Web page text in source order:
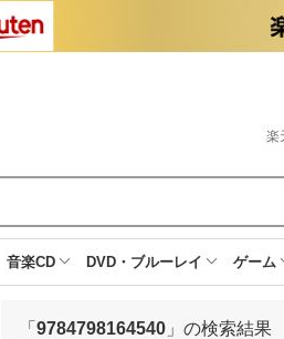
楽
音楽CD DVD・ブルーレイ ゲーム
「 9784798164540 」の検索結果